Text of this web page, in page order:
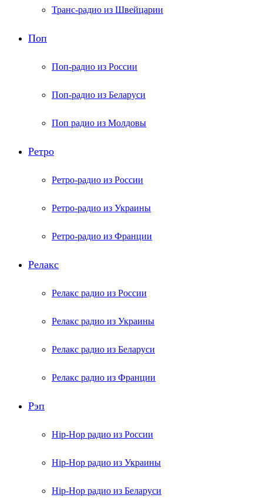
Транс-радио из Швейцарии
Поп
Поп-радио из России
Поп-радио из Беларуси
Поп радио из Молдовы
Ретро
Ретро-радио из России
Ретро-радио из Украины
Ретро-радио из Франции
Релакс
Релакс радио из России
Релакс радио из Украины
Релакс радио из Беларуси
Релакс радио из Франции
Рэп
Hip-Hop радио из России
Hip-Hop радио из Украины
Hip-Hop радио из Беларуси